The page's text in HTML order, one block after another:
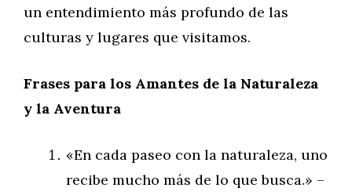
un entendimiento más profundo de las
culturas y lugares que visitamos.
Frases para los Amantes de la Naturaleza
y la Aventura
«En cada paseo con la naturaleza, uno
recibe mucho más de lo que busca.» –